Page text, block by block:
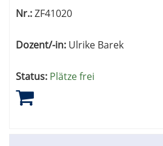
Nr.:ZF41020
Dozent/-in: Ulrike Barek
Status: Plätze frei